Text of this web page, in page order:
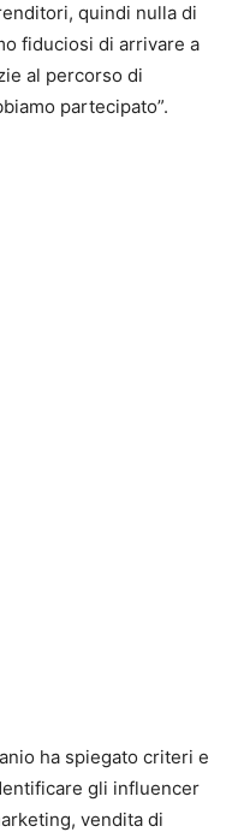
quindi nulla di
fiduciosi di arrivare a
al percorso di
partecipato”.
ha spiegato criteri e
gli influencer
vendita di